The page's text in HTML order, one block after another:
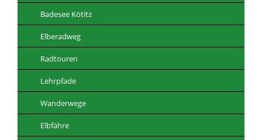
Badesee Kötitz
Elberadweg
Radtouren
Lehrpfade
Wanderwege
Elbfähre